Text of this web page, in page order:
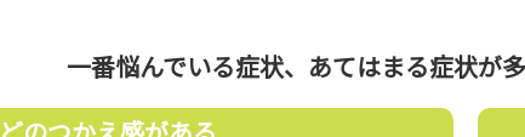
「気」の巡りが悪くなってしまうことで、イライラや不
一番悩んでいる症状、あてはまる症状が